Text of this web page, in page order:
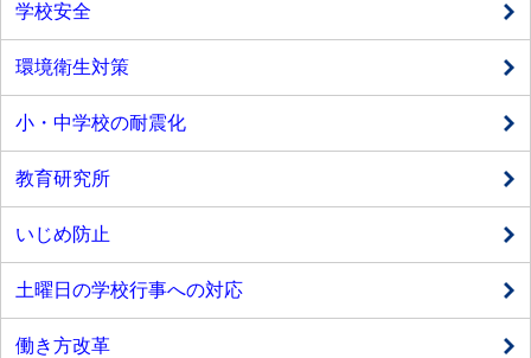
学校安全
環境衛生対策
小・中学校の耐震化
教育研究所
いじめ防止
土曜日の学校行事への対応
働き方改革